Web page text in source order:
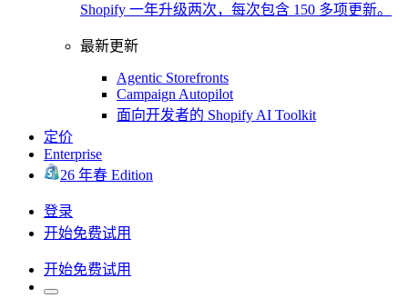
Shopify 一年升级两次，每次包含 150 多项更新。
最新更新
Agentic Storefronts
Campaign Autopilot
面向开发者的 Shopify AI Toolkit
定价
Enterprise
26 年春 Edition
登录
开始免费试用
开始免费试用